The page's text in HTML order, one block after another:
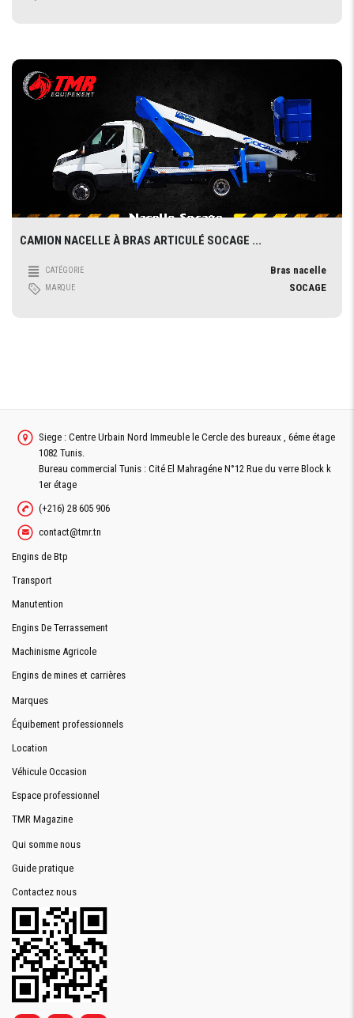
CAMION NACELLE À BRAS ARTICULÉ SOCAGE ...
CATÉGORIE Bras nacelle
MARQUE SOCAGE
Siege : Centre Urbain Nord Immeuble le Cercle des bureaux , 6éme étage
1082 Tunis.
Bureau commercial Tunis : Cité El Mahragéne N°12 Rue du verre Block k
1er étage
(+216) 28 605 906
contact@tmr.tn
Engins de Btp
Transport
Manutention
Engins De Terrassement
Machinisme Agricole
Engins de mines et carrières
Marques
Équibement professionnels
Location
Véhicule Occasion
Espace professionnel
TMR Magazine
Qui somme nous
Guide pratique
Contactez nous